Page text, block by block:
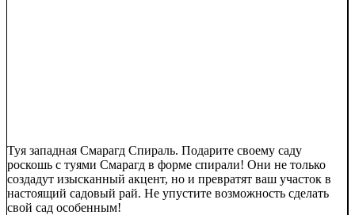
Туя западная Смарагд Спираль. Подарите своему саду
роскошь с туями Смарагд в форме спирали! Они не только
создадут изысканный акцент, но и превратят ваш участок в
настоящий садовый рай. Не упустите возможность сделать
свой сад особенным!